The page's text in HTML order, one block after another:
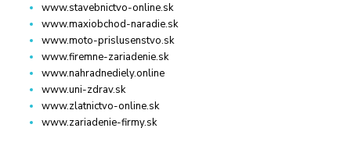
www.stavebnictvo-online.sk
www.maxiobchod-naradie.sk
www.moto-prislusenstvo.sk
www.firemne-zariadenie.sk
www.nahradnediely.online
www.uni-zdrav.sk
www.zlatnictvo-online.sk
www.zariadenie-firmy.sk